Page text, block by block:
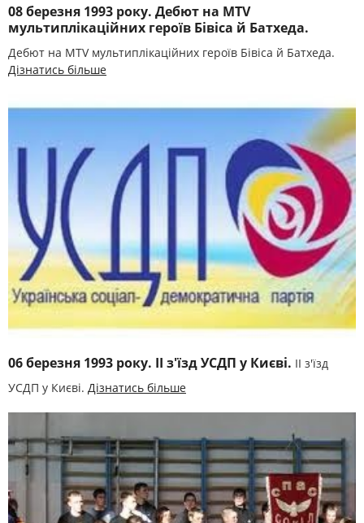
08 березня 1993 року. Дебют на MTV
мультиплікаційних героїв Бівіса й Батхеда.
Дебют на MTV мультиплікаційних героїв Бівіса й Батхеда.
Дізнатись більше
06 березня 1993 року. ІІ з'їзд УСДП у Києві. ІІ з'їзд
УСДП у Києві. Дізнатись більше